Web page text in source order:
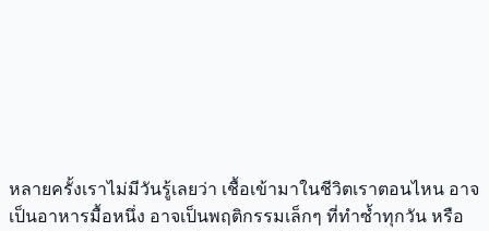
หลายครั้งเราไม่มีวันรู้เลยว่า เชื้อเข้ามาในชีวิตเราตอนไหน อาจ
เป็นอาหารมื้อหนึ่ง อาจเป็นพฤติกรรมเล็กๆ ที่ทำซ้ำทุกวัน หรือ